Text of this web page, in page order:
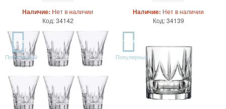
Наличие: Нет в наличии
Код: 34142
Наличие: Нет в наличии
Код: 34139
TOP
Популярный
TOP
Популярный